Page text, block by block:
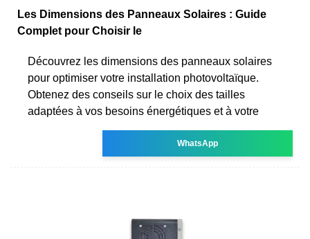
Les Dimensions des Panneaux Solaires : Guide
Complet pour Choisir le
Découvrez les dimensions des panneaux solaires
pour optimiser votre installation photovoltaïque.
Obtenez des conseils sur le choix des tailles
adaptées à vos besoins énergétiques et à votre
WhatsApp